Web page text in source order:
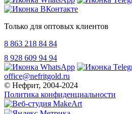
Только для оптовых клиентов
8 863 218 84 84
8 928 609 94 94
office@nefritgold.ru
© Нефрит, 2004-2024
Политика конфиденциальности